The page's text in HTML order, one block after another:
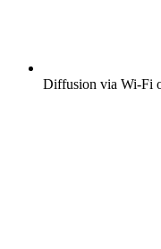
Diffusion via Wi-Fi